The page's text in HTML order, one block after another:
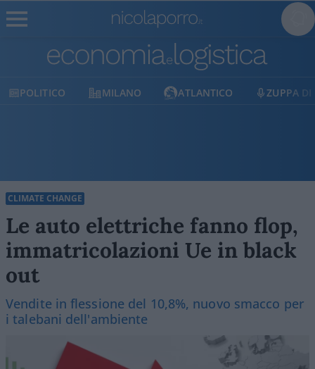
POLITICO MILANO ATLANTICO ZUPPA DI
CLIMATE CHANGE
Le auto elettriche fanno flop,
immatricolazioni Ue in black
out
Vendite in flessione del 10,8%, nuovo smacco per
i talebani dell'ambiente